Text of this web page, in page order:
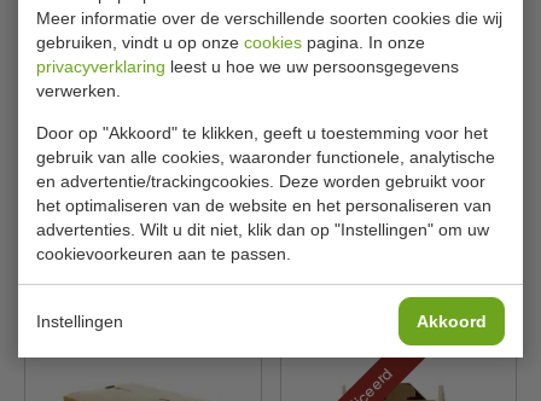
Meer informatie over de verschillende soorten cookies die wij
gebruiken, vindt u op onze cookies pagina. In onze
privacyverklaring leest u hoe we uw persoonsgegevens
verwerken.
Door op "Akkoord" te klikken, geeft u toestemming voor het
gebruik van alle cookies, waaronder functionele, analytische
en advertentie/trackingcookies. Deze worden gebruikt voor
het optimaliseren van de website en het personaliseren van
advertenties. Wilt u dit niet, klik dan op "Instellingen" om uw
cookievoorkeuren aan te passen.
Instellingen Akkoord
Noedelboxen | 7 x 8 x 10 cm
| karton | 500 stuks
PapstarPS87270
€ 157,30 € 157,00
Bekijken
Witte noedels box - 500
stuksInhoud 900 ml
Conpax78833
€ 160,00
Bekijken